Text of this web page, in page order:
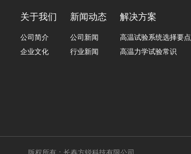
关于我们
公司简介
企业文化
新闻动态
公司新闻
行业新闻
解决方案
高温试验系统选择要点
高温力学试验常识
版权所有：长春方锐科技有限公司